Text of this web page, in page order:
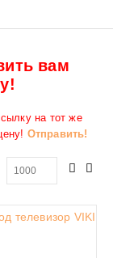
вам
на тот же
Отправить!